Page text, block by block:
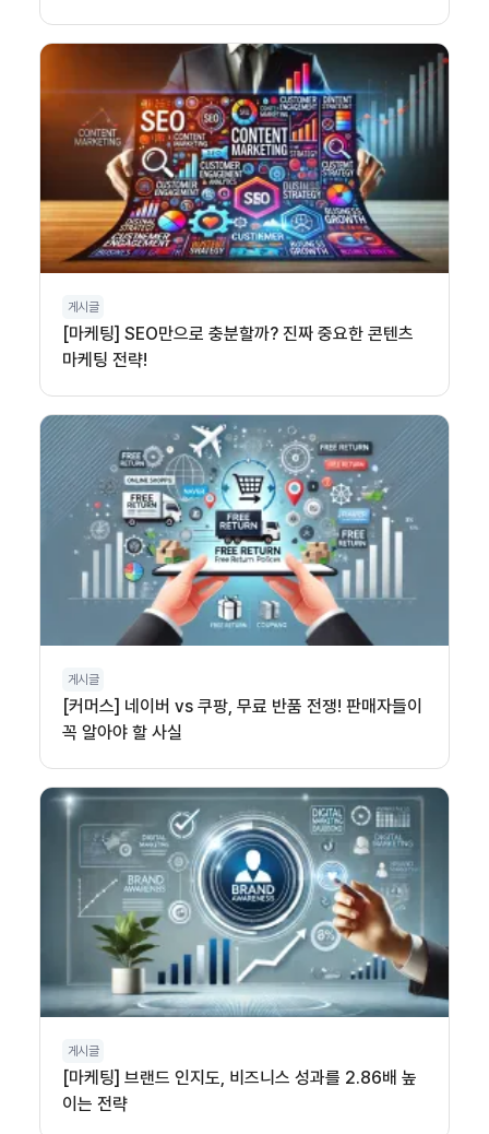
게시글
[마케팅] SEO만으로 충분할까? 진짜 중요한 콘텐츠
마케팅 전략!
게시글
[커머스] 네이버 vs 쿠팡, 무료 반품 전쟁! 판매자들이
꼭 알아야 할 사실
게시글
[마케팅] 브랜드 인지도, 비즈니스 성과를 2.86배 높
이는 전략